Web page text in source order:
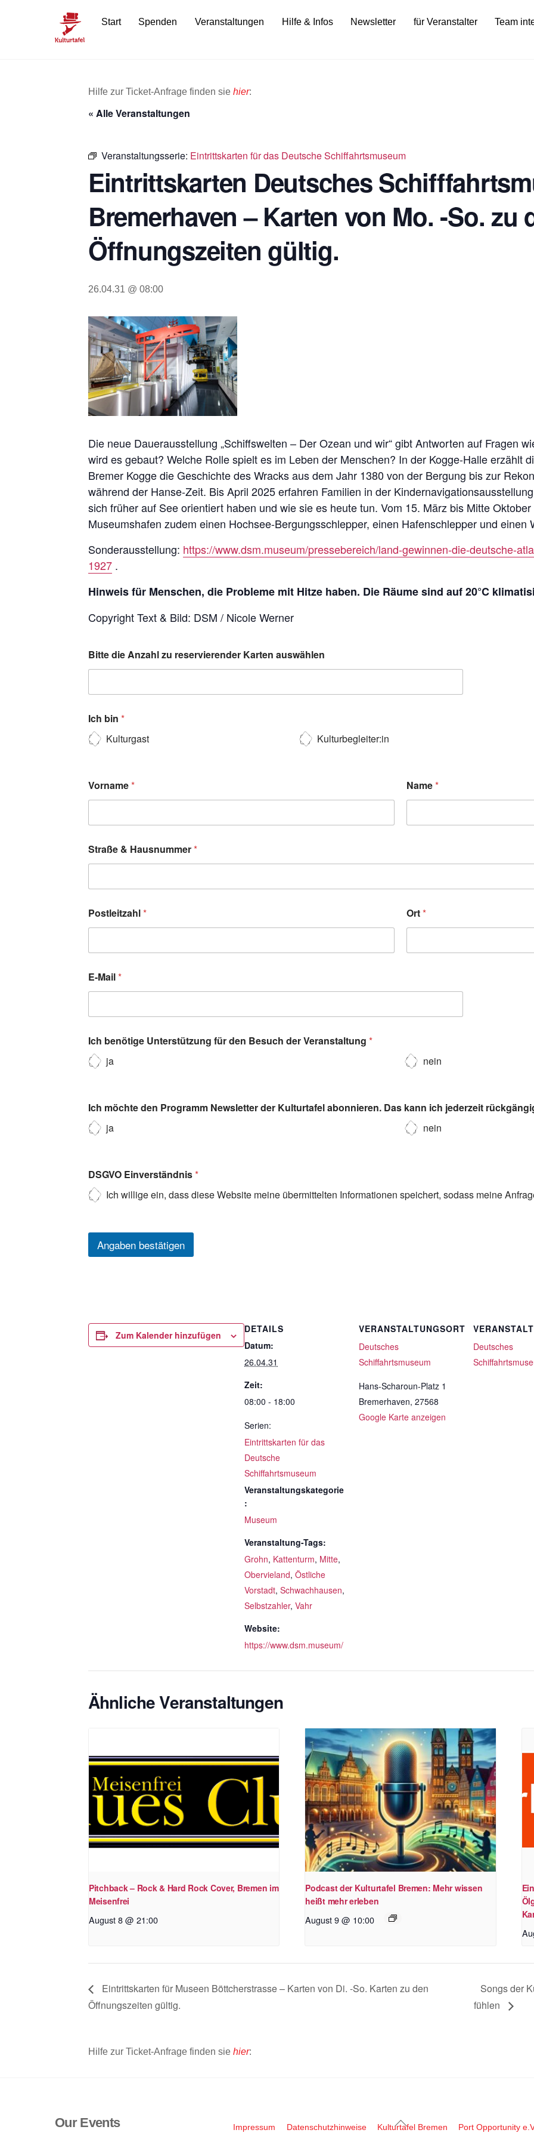
Start Spenden Veranstaltungen Hilfe & Infos Newsletter für Veranstalter Team
Hilfe zur Ticket-Anfrage finden sie hier:
« Alle Veranstaltungen
Veranstaltungsserie: Eintrittskarten für das Deutsche Schiffahrtsmuseum
Eintrittskarten Deutsches
Bremerhaven – Karten von Mo. -So. zu
Öffnungszeiten gültig.
26.04.31 @ 08:00
Die neue Dauerausstellung „Schiffswelten – Der Ozean und wir“ gibt Antworten auf Fragen
wird es gebaut? Welche Rolle spielt es im Leben der Menschen? In der Kogge-Halle erzählt
Bremer Kogge die Geschichte des Wracks aus dem Jahr 1380 von der Bergung bis zur
während der Hanse-Zeit. Bis April 2025 erfahren Familien in der
sich früher auf See orientiert haben und wie sie es heute tun. Vom 15. März bis Mitte
Museumshafen zudem einen Hochsee-Bergungsschlepper, einen Hafenschlepper und einen
Sonderausstellung: https://www.dsm.museum/pressebereich/land-gewinnen-die-deutsche-
1927 .
Hinweis für Menschen, die Probleme mit Hitze haben. Die Räume sind auf 20°C
Copyright Text & Bild: DSM / Nicole Werner
Bitte die Anzahl zu reservierender Karten auswählen
Ich bin *
Kulturgast
Kulturbegleiter:in
Vorname* Name*
Straße & Hausnummer*
Postleitzahl* Ort*
E-Mail*
Ich benötige Unterstützung für den Besuch der Veranstaltung *
ja
nein
Ich möchte den Programm Newsletter der Kulturtafel abonnieren. Das kann ich jederzeit
ja
nein
DSGVO Einverständnis*
Ich willige ein, dass diese Website meine übermittelten Informationen speichert, sodass meine
Angaben bestätigen
Zum Kalender hinzufügen
DETAILS
Datum:
26.04.31
Zeit:
08:00 - 18:00
Serien:
Eintrittskarten für das
Deutsche
Schiffahrtsmuseum
Veranstaltungskategorie
:
Museum
Veranstaltung-Tags:
Grohn, Kattenturm, Mitte,
Obervieland, Östliche
Vorstadt, Schwachhausen,
Selbstzahler, Vahr
Website:
https://www.dsm.museum/
VERANSTALTUNGSORT
Deutsches
Schiffahrtsmuseum
Hans-Scharoun-Platz 1
Bremerhaven, 27568
Google Karte anzeigen
Deutsches
Ähnliche Veranstaltungen
Pitchback – Rock & Hard Rock Cover, Bremen im
Meisenfrei
August 8 @ 21:00
Podcast der Kulturtafel Bremen: Mehr wissen
heißt mehr erleben
August 9 @ 10:00
Eintrittskarten für Museen Böttcherstrasse – Karten von Di. -So. Karten zu den
Öffnungszeiten gültig.
Songs der
fühlen
Hilfe zur Ticket-Anfrage finden sie hier:
Back
Our Events Impressum Datenschutzhinweise Kulturtafel Bremen Port Opportunity